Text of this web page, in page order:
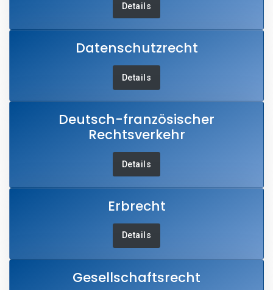
Details
Datenschutzrecht
Details
Deutsch-französischer
Rechtsverkehr
Details
Erbrecht
Details
Gesellschaftsrecht